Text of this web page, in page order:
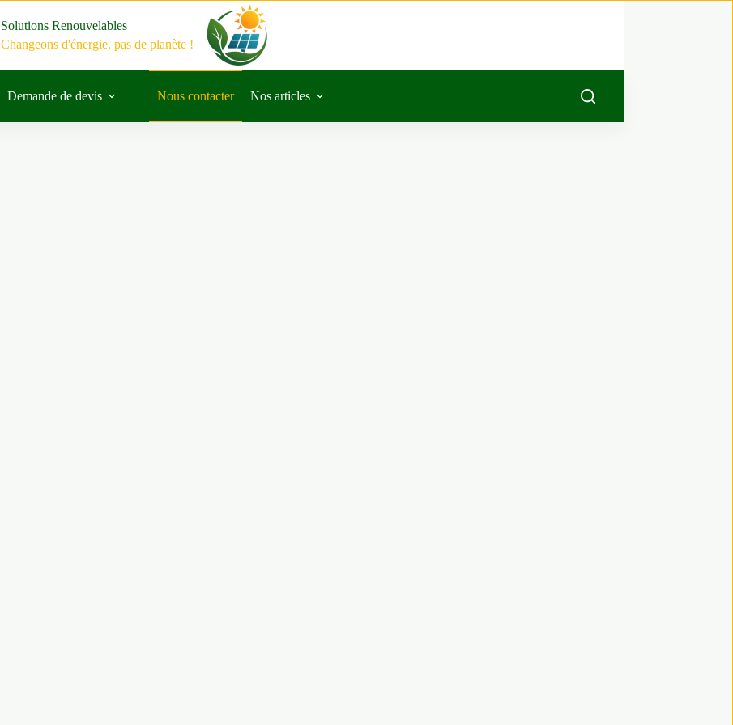
Solutions Renouvelables
Changeons d'énergie, pas de planète !
Demande de devis Nous contacter Nos articles